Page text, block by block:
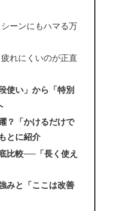
ーンにもハマる万
れにくいのが正直
使い」から「特別
？「かけるだけで
とに紹介
比較──「長く使え
みと「ここは改善